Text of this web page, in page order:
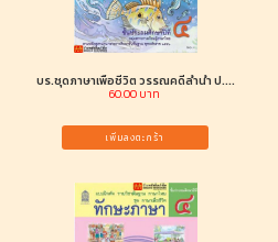
บร.ชุดภาษาเพื่อชีวิต วรรณคดีลำนำ ป....
60.00 บาท
เพิ่มลงตะกร้า